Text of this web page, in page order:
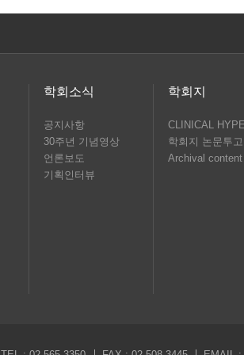
학회소식
공지사항
30주년 기념영상
언론보도
기획인터뷰
학회지
CLINICAL
학회지 논문투고
Archival